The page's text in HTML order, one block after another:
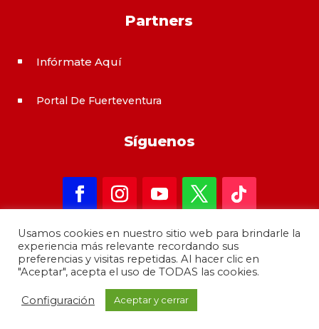
Partners
^ Infórmate Aquí
^ Portal De Fuerteventura
Síguenos
Copyright 2021 – informateAqui · Desarrollado por
GrupoMoba –644 80 80 44
Usamos cookies en nuestro sitio web para brindarle la
experiencia más relevante recordando sus
preferencias y visitas repetidas. Al hacer clic en
"Aceptar", acepta el uso de TODAS las cookies.
Configuración Aceptar y cerrar